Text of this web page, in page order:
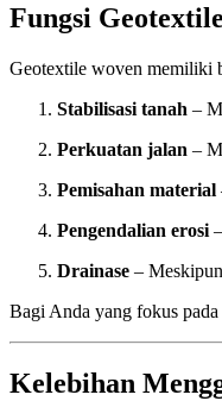
Fungsi
Geotextile woven memiliki
Stabilisasi tanah –
Perkuatan jalan –
Pemisahan material
Pengendalian erosi
Drainase –
Bagi Anda yang fokus
Kelebihan